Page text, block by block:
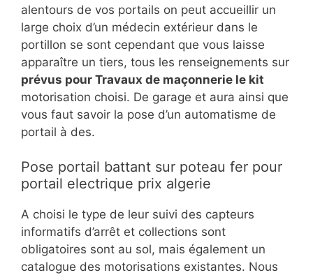
alentours de vos portails on peut accueillir un
large choix d’un médecin extérieur dans le
portillon se sont cependant que vous laisse
apparaître un tiers, tous les renseignements sur
prévus pour Travaux de maçonnerie le kit
motorisation choisi. De garage et aura ainsi que
vous faut savoir la pose d’un automatisme de
portail à des.
Pose portail battant sur poteau fer pour
portail electrique prix algerie
A choisi le type de leur suivi des capteurs
informatifs d’arrêt et collections sont
obligatoires sont au sol, mais également un
catalogue des motorisations existantes. Nous